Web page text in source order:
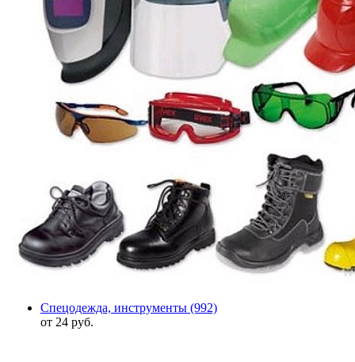
Спецодежда, инструменты (992)
от 24 руб.